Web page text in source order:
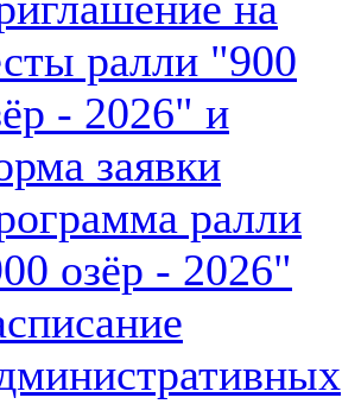
ралли "900
- 2026" и
заявки
ралли
озёр - 2026"